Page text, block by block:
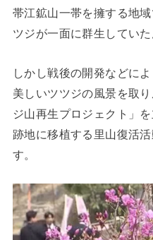
帯江鉱山一帯を擁する地
ツジが一面に群生してい
しかし戦後の開発などに
美しいツツジの風景を取
ジ山再生プロジェクト」
跡地に移植する里山復活
す。